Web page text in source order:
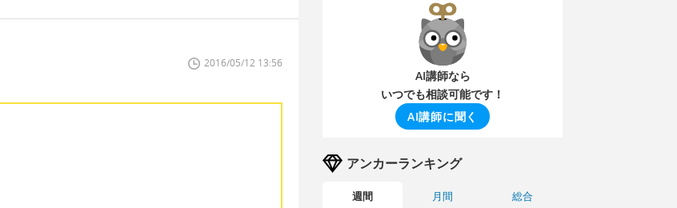
2016/05/12 13:56
AI講師なら
いつでも相談可能です！
AI講師に聞く
アンカーランキング
週間 月間 総合